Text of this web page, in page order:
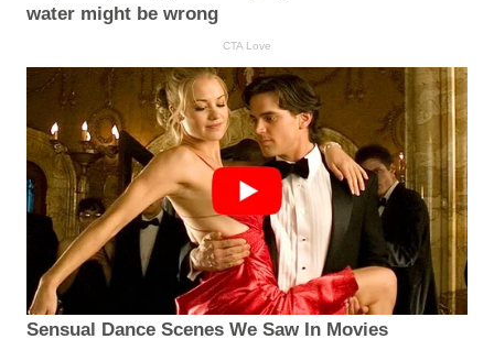
water might be wrong
CTA Love
Sensual Dance Scenes We Saw In Movies